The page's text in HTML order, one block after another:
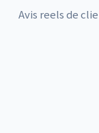
Avis reels de